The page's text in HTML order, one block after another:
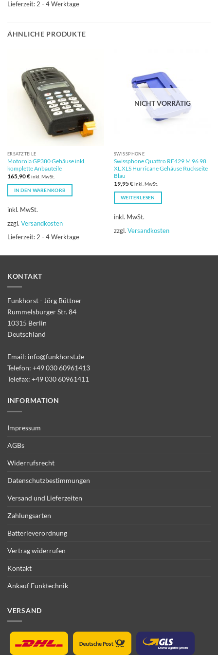
Lieferzeit: 2 - 4 Werktage
ÄHNLICHE PRODUKTE
ERSATZTEILE
Motorola GP380 Gehäuse inkl.
komplette Anbauteile
165,90€inkl. MwSt.
IN DEN WARENKORB
inkl. MwSt.
zzgl. Versandkosten
Lieferzeit: 2 - 4 Werktage
NICHT VORRÄTIG
SWISSPHONE
Swissphone Quattro RE429 M 96 98
XL XLS Hurricane Gehäuse Rückseite
Blau
19,95€inkl. MwSt.
WEITERLESEN
inkl. MwSt.
zzgl. Versandkosten
KONTAKT
Funkhorst - Jörg Büttner
Rummelsburger Str. 84
10315 Berlin
Deutschland
Email: info@funkhorst.de
Telefon: +49 030 60961413
Telefax: +49 030 60961411
INFORMATION
Impressum
AGBs
Widerrufsrecht
Datenschutzbestimmungen
Versand und Lieferzeiten
Zahlungsarten
Batterieverordnung
Vertrag widerrufen
Kontakt
Ankauf Funktechnik
VERSAND